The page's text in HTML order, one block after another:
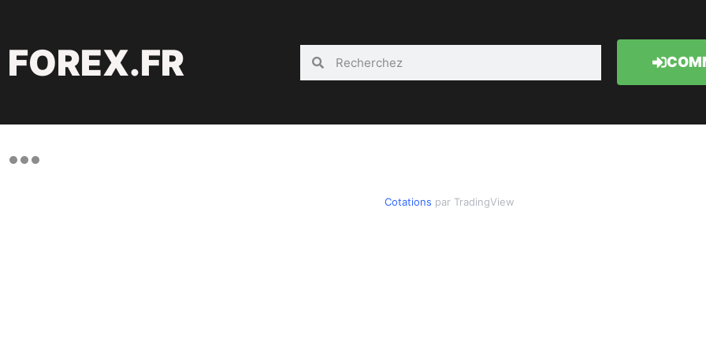
FOREX.FR
Cotations par TradingView